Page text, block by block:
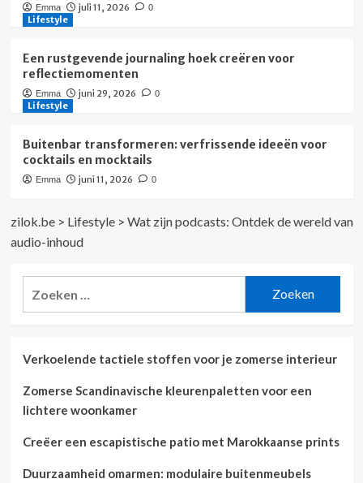
Emma juli 11, 2026 0
Lifestyle
Een rustgevende journaling hoek creëren voor
reflectiemomenten
Emma juni 29, 2026 0
Lifestyle
Buitenbar transformeren: verfrissende ideeën voor
cocktails en mocktails
Emma juni 11, 2026 0
zilok.be> Lifestyle> Wat zijn podcasts: Ontdek de wereld van
audio-inhoud
Verkoelende tactiele stoffen voor je zomerse interieur
Zomerse Scandinavische kleurenpaletten voor een
lichtere woonkamer
Creëer een escapistische patio met Marokkaanse prints
Duurzaamheid omarmen: modulaire buitenmeubels